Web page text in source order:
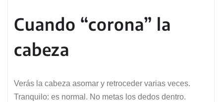
Cuando “corona” la
cabeza
Verás la cabeza asomar y retroceder varias veces.
Tranquilo: es normal. No metas los dedos dentro.